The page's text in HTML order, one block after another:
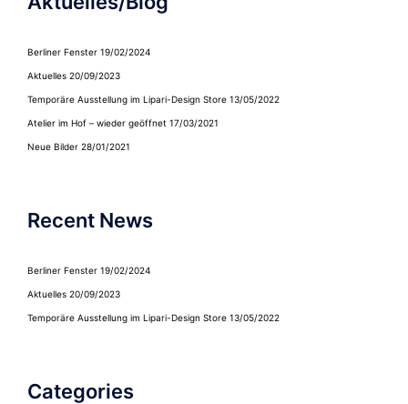
Berliner Fenster 19/02/2024
Aktuelles 20/09/2023
Temporäre Ausstellung im Lipari-Design Store 13/05/2022
Atelier im Hof – wieder geöffnet 17/03/2021
Neue Bilder 28/01/2021
Recent News
Berliner Fenster 19/02/2024
Aktuelles 20/09/2023
Temporäre Ausstellung im Lipari-Design Store 13/05/2022
Categories